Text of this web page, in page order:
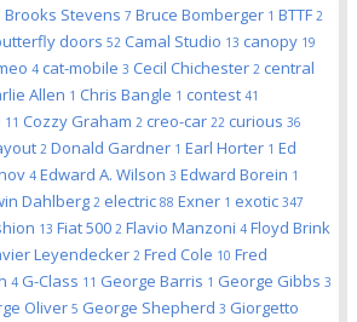
Brooks Stevens 7 Bruce Bomberger 1 BTTF 2
doors 52 Camal Studio 13 canopy 19
4 cat-mobile 3 Cecil Chichester 2 central
Allen 1 Chris Bangle 1 contest 41
11 Cozzy Graham 2 creo-car 22 curious 36
2 Donald Gardner 1 Earl Horter 1 Ed
4 Edward A. Wilson 3 Edward Borein 1
Dahlberg 2 electric 88 Exner 1 exotic 347
13 Fiat 500 2 Flavio Manzoni 4 Floyd Brink
Leyendecker 2 Fred Cole 10 Fred
4 G-Class 11 George Barris 1 George Gibbs 3
Oliver 5 George Shepherd 3 Giorgetto